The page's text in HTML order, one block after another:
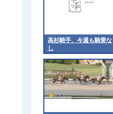
高杉騎手、今週も騎乗な
し